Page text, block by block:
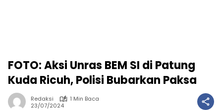
FOTO: Aksi Unras BEM SI di Patung
Kuda Ricuh, Polisi Bubarkan Paksa
Redaksi
1 Min Baca
23/07/2024